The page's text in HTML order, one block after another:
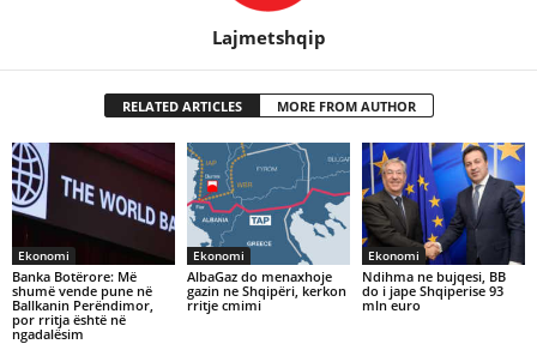
Lajmetshqip
RELATED ARTICLES MORE FROM AUTHOR
Ekonomi
Banka Botërore: Më
shumë vende pune në
Ballkanin Perëndimor,
por rritja është në
ngadalësim
Ekonomi
AlbaGaz do menaxhoje
gazin ne Shqipëri, kerkon
rritje cmimi
Ekonomi
Ndihma ne bujqesi, BB
do i jape Shqiperise 93
mln euro